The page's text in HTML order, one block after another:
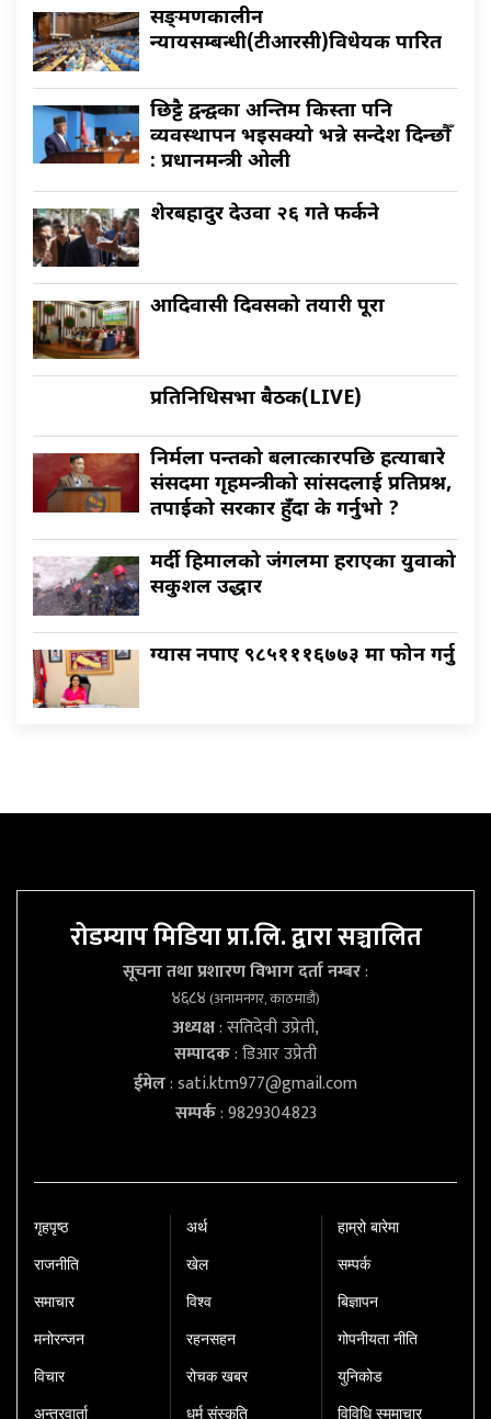
सङ्क्रमणकालीन
न्यायसम्बन्धी(टीआरसी)विधेयक पारित
छिट्टै द्वन्द्वका अन्तिम किस्ता पनि
व्यवस्थापन भइसक्यो भन्ने सन्देश दिन्छौँ
: प्रधानमन्त्री ओली
शेरबहादुर देउवा २६ गते फर्कने
आदिवासी दिवसको तयारी पूरा
प्रतिनिधिसभा बैठक(LIVE)
निर्मला पन्तको बलात्कारपछि हत्याबारे
संसदमा गृहमन्त्रीको सांसदलाई प्रतिप्रश्न,
तपाईको सरकार हुँदा के गर्नुभो ?
मर्दी हिमालको जंगलमा हराएका युवाको
सकुशल उद्धार
ग्यास नपाए ९८५१११६७७३ मा फोन गर्नु
रोडम्याप मिडिया प्रा.लि. द्वारा सञ्चालित
सूचना तथा प्रशारण विभाग दर्ता नम्बर:
४६८४(अनामनगर, काठमाडौं)
अध्यक्ष: सतिदेवी उप्रेती,
सम्पादक: डिआर उप्रेती
ईमेल:sati.ktm977@gmail.com
सम्पर्क: 9829304823
गृहपृष्‍ठ
राजनीति
समाचार
मनोरन्जन
विचार
अन्तरवार्ता
अर्थ
खेल
विश्व
रहनसहन
रोचक खबर
धर्म संस्कृति
हाम्रो बारेमा
सम्पर्क
बिज्ञापन
गोपनीयता नीति
युनिकोड
विविधि स्ममाचार